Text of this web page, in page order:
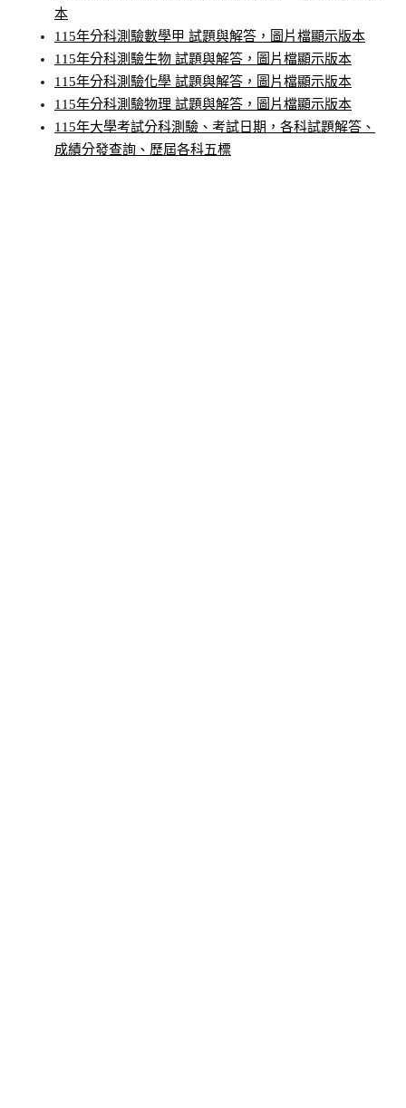
本
115年分科測驗數學甲 試題與解答，圖片檔顯示版本
115年分科測驗生物 試題與解答，圖片檔顯示版本
115年分科測驗化學 試題與解答，圖片檔顯示版本
115年分科測驗物理 試題與解答，圖片檔顯示版本
115年大學考試分科測驗、考試日期，各科試題解答、
成績分發查詢、歷屆各科五標